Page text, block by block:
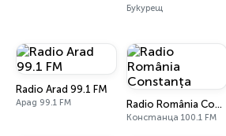
Букурещ
Radio Arad 99.1 FM
Арад 99.1 FM Radio România Constanța
Констанца 100.1 FM